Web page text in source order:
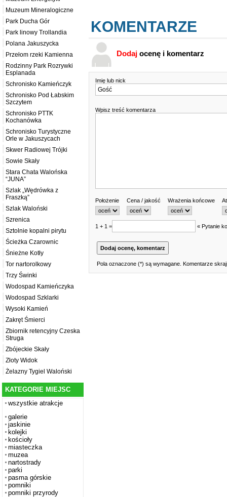
Muzeum Mineralogiczne
Park Ducha Gór
Park linowy Trollandia
Polana Jakuszycka
Przełom rzeki Kamienna
Rodzinny Park Rozrywki
Esplanada
Schronisko Kamieńczyk
Schronisko Pod Łabskim
Szczytem
Schronisko PTTK
Kochanówka
Schronisko Turystyczne
Orle w Jakuszycach
Skwer Radiowej Trójki
Sowie Skały
Stara Chata Walońska
“JUNA”
Szlak „Wędrówka z
Fraszką”
Szlak Waloński
Szrenica
Sztolnie kopalni pirytu
Ścieżka Czarownic
Śnieżne Kotły
Tor nartorolkowy
Trzy Świnki
Wodospad Kamieńczyka
Wodospad Szklarki
Wysoki Kamień
Zakręt Śmierci
Zbiornik retencyjny Czeska
Struga
Zbójeckie Skały
Złoty Widok
Żelazny Tygiel Waloński
KATEGORIE MIEJSC
wszystkie atrakcje
galerie
jaskinie
kolejki
kościoły
miasteczka
muzea
nartostrady
parki
pasma górskie
pomniki
pomniki przyrody
KOMENTARZE
Dodaj ocenę i komentarz
Imię lub nick
Wpisz treść komentarza
Położenie Cena / jakość Wrażenia końcowe
1 + 1 = « Pytanie
Pola oznaczone (*) są wymagane. Komentarze